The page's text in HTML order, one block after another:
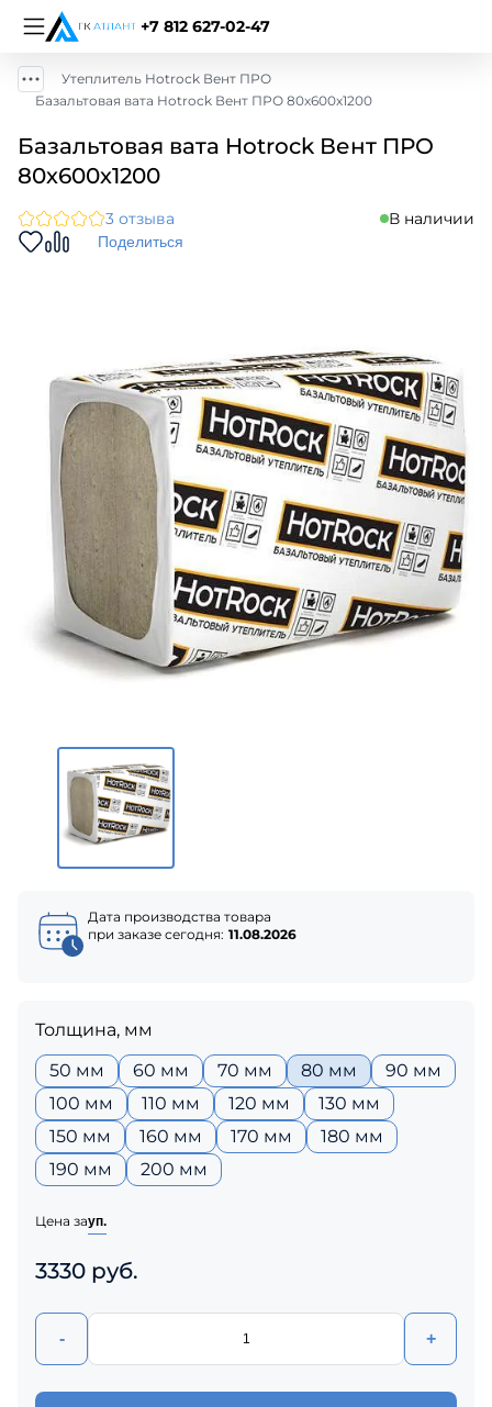
+7 812 627-02-47
Утеплитель Hotrock Вент ПРО
Базальтовая вата Hotrock Вент ПРО 80х600х1200
Базальтовая вата Hotrock Вент ПРО
80х600х1200
3 отзыва В наличии
Поделиться
Дата производства товара
при заказе сегодня: 11.08.2026
Толщина, мм
50 мм
60 мм 70 мм 80 мм
90 мм
100 мм
110 мм 120 мм
130 мм
150 мм
160 мм 170 мм
180 мм
190 мм
200 мм
Цена зауп.
3330 руб.
- +